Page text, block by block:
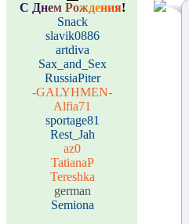
С Днем Рождения!
Snack
slavik0886
artdiva
Sax_and_Sex
RussiaPiter
-GALYHMEN-
Alfia71
sportage81
Rest_Jah
az0
TatianaP
Tereshka
german
Semiona